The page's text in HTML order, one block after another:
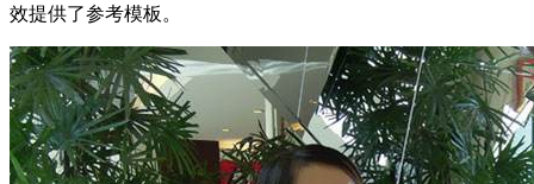
效提供了参考模板。